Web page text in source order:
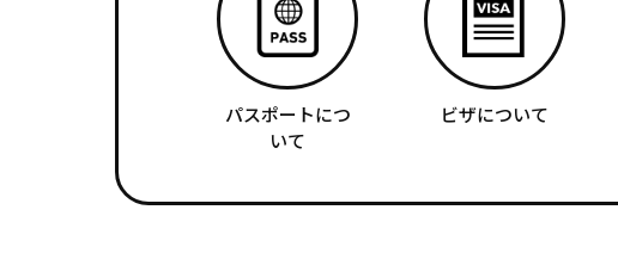
パスポートにつ
いて
ビザについて